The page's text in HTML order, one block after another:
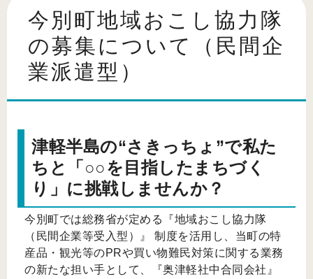
今別町地域おこし協力隊
の募集について（民間企
業派遣型）
津軽半島の“さきっちょ”で私た
ちと「○○を目指したまちづく
り」に挑戦しませんか？
今別町では総務省が定める『地域おこし協力隊
（民間企業等受入型）』 制度を活用し、当町の特
産品・観光等のPRや買い物難民対策に関する業務
の新たな担い手として、『奥津軽社中合同会社』